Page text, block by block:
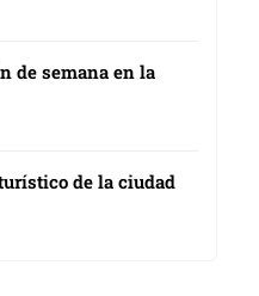
de semana en la
de la ciudad